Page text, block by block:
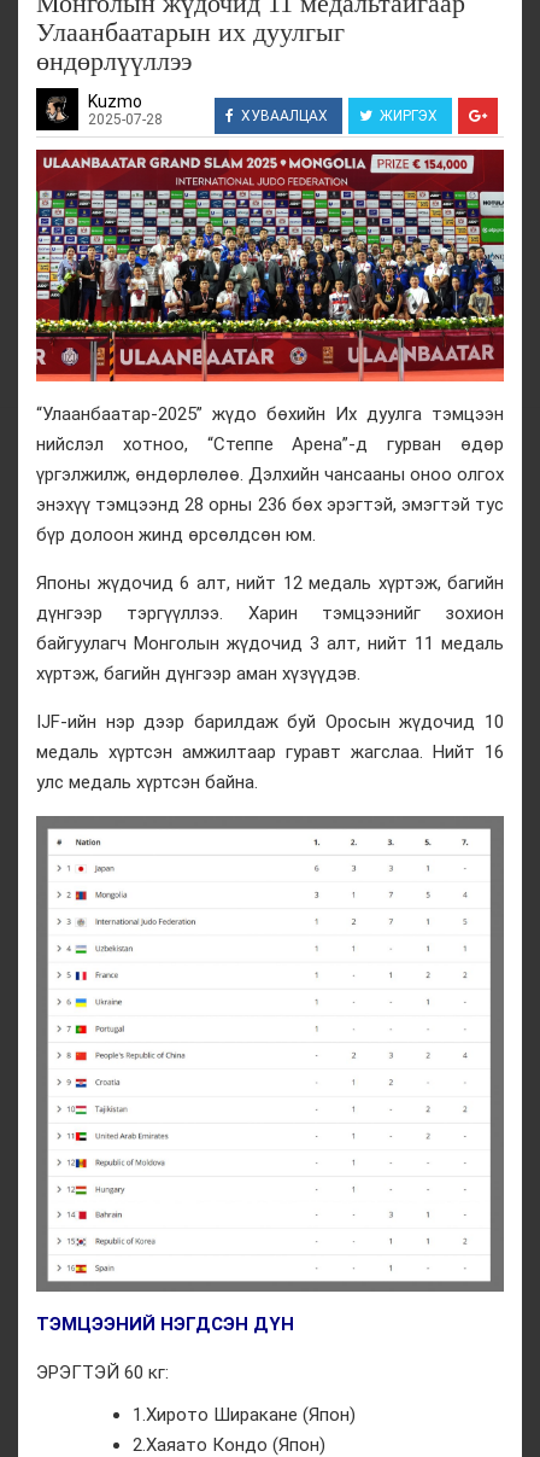
Улаанбаатарын их дуулгыг
өндөрлүүллээ
Kuzmo
2025-07-28 ХУВААЛЦАХ ЖИРГЭХ
“Улаанбаатар-2025” жүдо бөхийн Их дуулга тэмцээн
нийслэл хотноо, “Степпе Арена”-д гурван өдөр
үргэлжилж, өндөрлөлөө. Дэлхийн чансааны оноо олгох
энэхүү тэмцээнд 28 орны 236 бөх эрэгтэй, эмэгтэй тус
бүр долоон жинд өрсөлдсөн юм.
Японы жүдочид 6 алт, нийт 12 медаль хүртэж, багийн
дүнгээр тэргүүллээ. Харин тэмцээнийг зохион
байгуулагч Монголын жүдочид 3 алт, нийт 11 медаль
хүртэж, багийн дүнгээр аман хүзүүдэв.
IJF-ийн нэр дээр барилдаж буй Оросын жүдочид 10
медаль хүртсэн амжилтаар гуравт жагслаа. Нийт 16
улс медаль хүртсэн байна.
ТЭМЦЭЭНИЙ НЭГДСЭН ДҮН
ЭРЭГТЭЙ 60 кг:
1.Хирото Ширакане (Япон)
2.Хаяато Кондо (Япон)